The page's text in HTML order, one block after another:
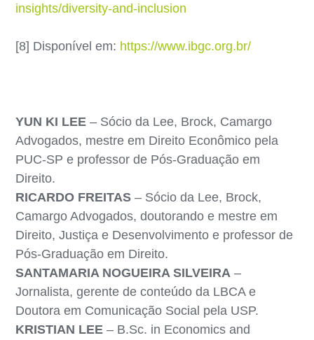
insights/diversity-and-inclusion
[8] Disponível em: https://www.ibgc.org.br/
YUN KI LEE – Sócio da Lee, Brock, Camargo
Advogados, mestre em Direito Econômico pela
PUC-SP e professor de Pós-Graduação em
Direito.
RICARDO FREITAS – Sócio da Lee, Brock,
Camargo Advogados, doutorando e mestre em
Direito, Justiça e Desenvolvimento e professor de
Pós-Graduação em Direito.
SANTAMARIA NOGUEIRA SILVEIRA –
Jornalista, gerente de conteúdo da LBCA e
Doutora em Comunicação Social pela USP.
KRISTIAN LEE – B.Sc. in Economics and